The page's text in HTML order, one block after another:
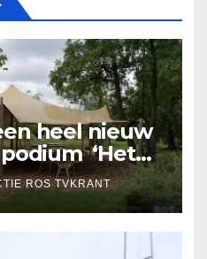
heel nieuw
‘Het
Landelijke
D’n
ROS TVKRANT